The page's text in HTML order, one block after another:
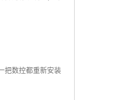
把数控都重新安装